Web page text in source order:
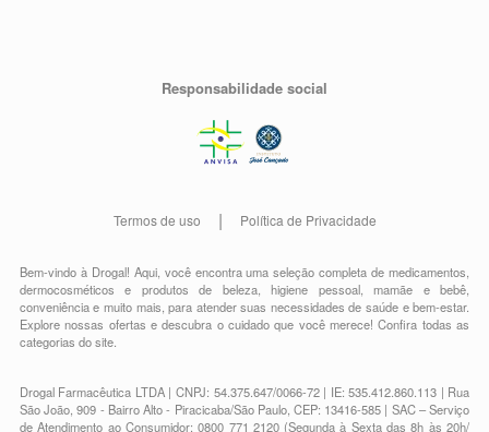
Responsabilidade social
Termos de uso Política de Privacidade
Bem-vindo à Drogal! Aqui, você encontra uma seleção completa demedicamentos
dermocosméticos e produtos de beleza,higiene pessoal,mamãe e bebê
conveniênciae muito mais, para atender suas necessidades de saúde e bem-estar.
Explore nossas ofertas e descubra o cuidado que você merece!Confira todas as
categorias do site.
Drogal Farmacêutica LTDA | CNPJ: 54.375.647/0066-72 | IE: 535.412.860.113 | Rua
São João, 909 - Bairro Alto - Piracicaba/São Paulo, CEP: 13416-585 | SAC – Serviço
de Atendimento ao Consumidor: 0800 771 2120 (Segunda à Sexta das 8h às 20h/